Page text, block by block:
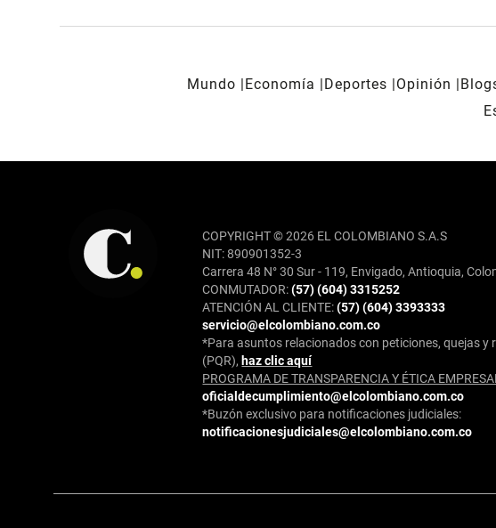
Mundo Economía Deportes Opinión
COPYRIGHT © 2026 EL COLOMBIANO S.A.S
NIT: 890901352-3
Carrera 48 N° 30 Sur - 119, Envigado, Antioquia,
CONMUTADOR:(57) (604) 3315252
ATENCIÓN AL CLIENTE:(57) (604) 3393333
servicio@elcolombiano.com.co
*Para asuntos relacionados con peticiones, quejas y
(PQR), haz clic aquí
PROGRAMA DE TRANSPARENCIA Y ÉTICA
oficialdecumplimiento@elcolombiano.com.co
*Buzón exclusivo para notificaciones judiciales:
notificacionesjudiciales@elcolombiano.com.co